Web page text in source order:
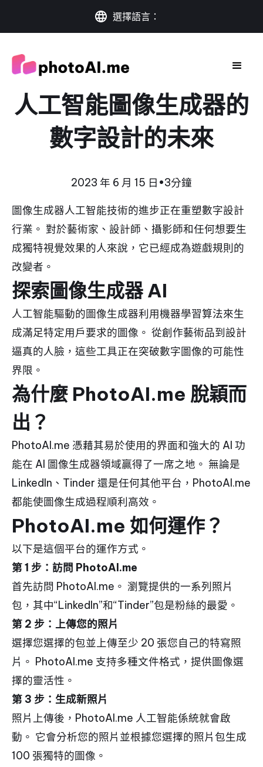
選擇語言：
人工智能圖像生成器的
數字設計的未來
2023 年 6 月 15 日 •3分鐘
圖像生成器人工智能技術的進步正在重塑數字設計
行業。 對於藝術家、設計師、攝影師和任何想要生
成獨特視覺效果的人來說，它已經成為遊戲規則的
改變者。
探索圖像生成器 AI
人工智能驅動的圖像生成器利用機器學習算法來生
成滿足特定用戶要求的圖像。 從創作藝術品到設計
逼真的人臉，這些工具正在突破數字圖像的可能性
界限。
為什麼 PhotoAI.me 脫穎而
出？
PhotoAI.me 憑藉其易於使用的界面和強大的 AI 功
能在 AI 圖像生成器領域贏得了一席之地。 無論是
LinkedIn、Tinder 還是任何其他平台，PhotoAI.me
都能使圖像生成過程順利高效。
PhotoAI.me 如何運作？
以下是這個平台的運作方式。
第 1 步：訪問 PhotoAI.me
首先訪問 PhotoAI.me。 瀏覽提供的一系列照片
包，其中“LinkedIn”和“Tinder”包是粉絲的最愛。
第 2 步：上傳您的照片
選擇您選擇的包並上傳至少 20 張您自己的特寫照
片。 PhotoAI.me 支持多種文件格式，提供圖像選
擇的靈活性。
第 3 步：生成新照片
照片上傳後，PhotoAI.me 人工智能係統就會啟
動。 它會分析您的照片並根據您選擇的照片包生成
100 張獨特的圖像。